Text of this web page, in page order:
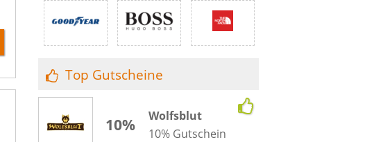
Top Gutscheine
10%
Wolfsblut
10% Gutschein